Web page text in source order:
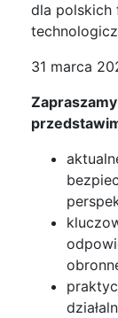
dla polskich
31 marca